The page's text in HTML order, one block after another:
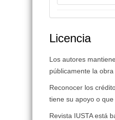
Licencia
Los autores
públicamente la
Reconocer los
tiene su apoyo o
Revista IUSTA está